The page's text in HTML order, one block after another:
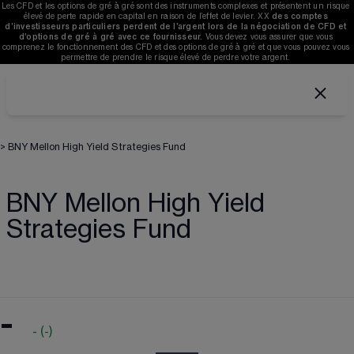
Les CFD et les options de gré à gré sont des instruments complexes et présentent un risque
élevé de perte rapide en capital en raison de l’effet de levier. XX des comptes
d’investisseurs particuliers perdent de l’argent lors de la négociation de CFD et
d’options de gré à gré avec ce fournisseur. Vous devez vous assurer que vous
comprenez le fonctionnement des CFD et des options de gré à gré et que vous pouvez vous
permettre de prendre le risque élevé de perdre votre argent.
> BNY Mellon High Yield Strategies Fund
BNY Mellon High Yield
Strategies Fund
- - (-)